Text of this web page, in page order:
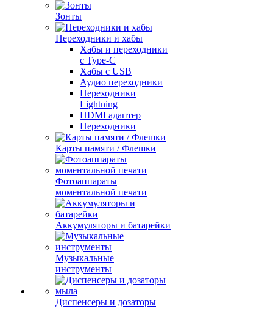
Зонты
Переходники и хабы
Хабы и переходники
с Type-C
Хабы с USB
Аудио переходники
Переходники
Lightning
HDMI адаптер
Переходники
Карты памяти / Флешки
Фотоаппараты
моментальной печати
Аккумуляторы и батарейки
Музыкальные
инструменты
Диспенсеры и дозаторы